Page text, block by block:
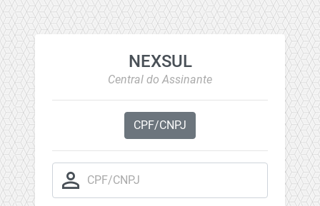
NEXSUL
Central do Assinante
CPF/CNPJ
person_outline CPF/CNPJ